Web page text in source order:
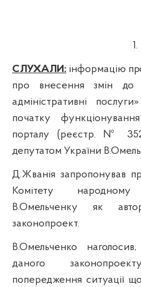
1.
СЛУХАЛИ: інформацію
про внесення змін до
адміністративні
початку
порталу (реєстр. №
депутатом України
Д.Жванія запропонував
Комітету
В.Омельченку як
законопроект.
В.Омельченко
даного
попередження ситуації